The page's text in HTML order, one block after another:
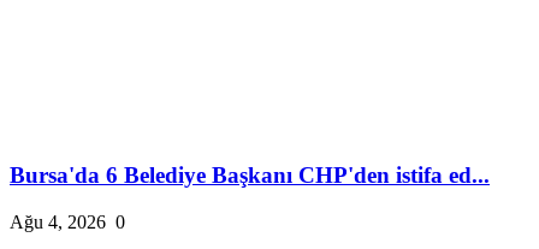
Bursa'da 6 Belediye Başkanı CHP'den istifa ed...
Ağu 4, 2026 0